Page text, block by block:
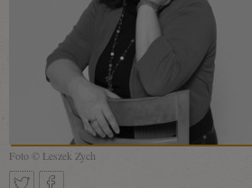
Foto © Leszek Zych